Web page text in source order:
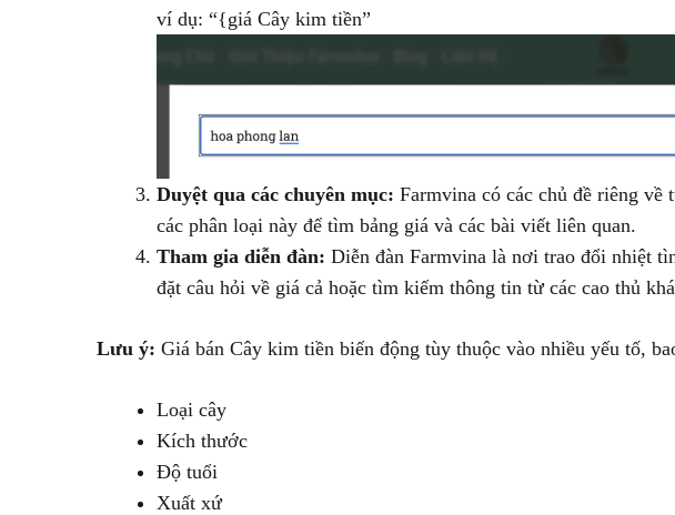
ví dụ: “{giá Cây kim tiền”
Duyệt qua các chuyên mục: Farmvina có các chủ đề riêng về
các phân loại này để tìm bảng giá và các bài viết liên quan.
Tham gia diễn đàn: Diễn đàn Farmvina là nơi trao đổi nhiệt
đặt câu hỏi về giá cả hoặc tìm kiếm thông tin từ các cao thủ
Lưu ý: Giá bán Cây kim tiền biến động tùy thuộc vào nhiều yếu tố,
Loại cây
Kích thước
Độ tuổi
Xuất xứ